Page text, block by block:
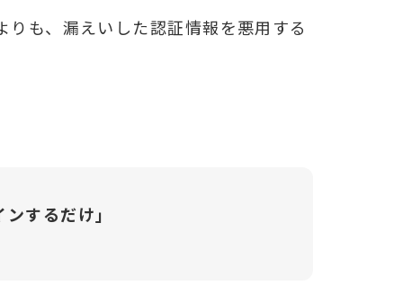
も、漏えいした認証情報を悪用する
するだけ」